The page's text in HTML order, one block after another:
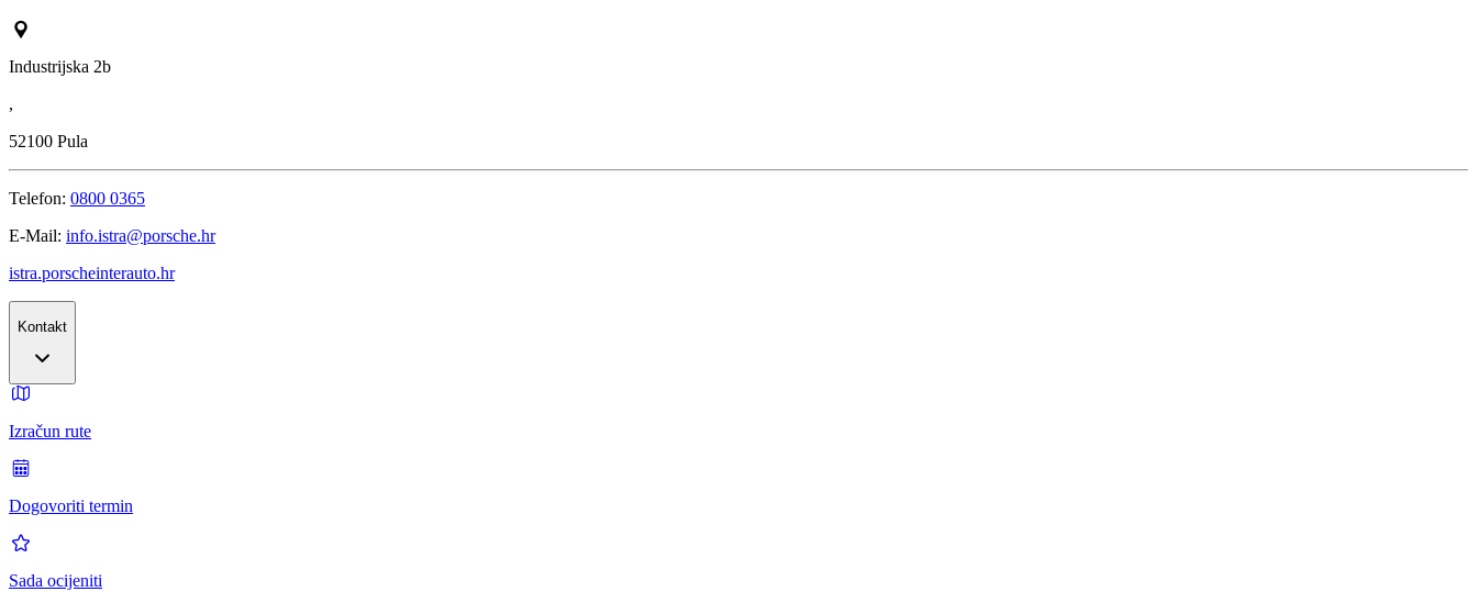
Industrijska 2b
,
52100 Pula
Telefon: 0800 0365
E-Mail: info.istra@porsche.hr
istra.porscheinterauto.hr
Kontakt
Izračun rute
Dogovoriti termin
Sada ocijeniti